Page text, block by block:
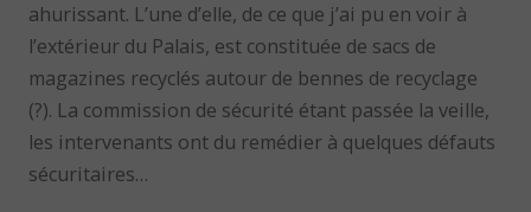
ahurissant. L’une d’elle, de ce que j’ai pu en voir à
l’extérieur du Palais, est constituée de sacs de
magazines recyclés autour de bennes de recyclage
(?). La commission de sécurité étant passée la veille,
les intervenants ont du remédier à quelques défauts
sécuritaires…